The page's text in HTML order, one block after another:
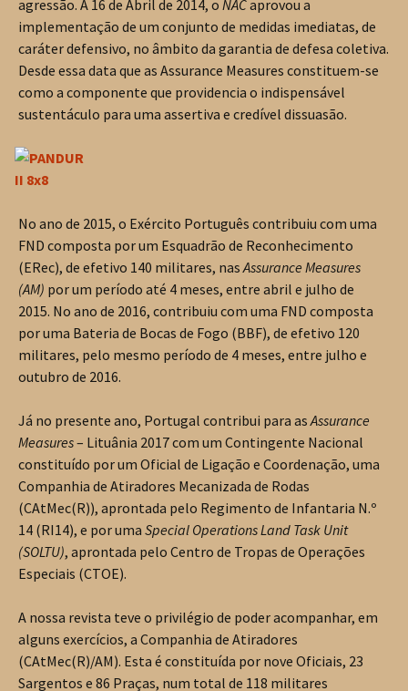
agressão. A 16 de Abril de 2014, o NACaprovou a
implementação de um conjunto de medidas imediatas, de
caráter defensivo, no âmbito da garantia de defesa coletiva.
Desde essa data que as Assurance Measures constituem-se
como a componente que providencia o indispensável
sustentáculo para uma assertiva e credível dissuasão.
No ano de 2015, o Exército Português contribuiu com uma
FND composta por um Esquadrão de Reconhecimento
(ERec), de efetivo 140 militares, nas Assurance Measures
(AM) por um período até 4 meses, entre abril e julho de
2015. No ano de 2016, contribuiu com uma FND composta
por uma Bateria de Bocas de Fogo (BBF), de efetivo 120
militares, pelo mesmo período de 4 meses, entre julho e
outubro de 2016.
Já no presente ano, Portugal contribui para as Assurance
Measures– Lituânia 2017 com um Contingente Nacional
constituído por um Oficial de Ligação e Coordenação, uma
Companhia de Atiradores Mecanizada de Rodas
(CAtMec(R)), aprontada pelo Regimento de Infantaria N.º
14 (RI14), e por uma Special Operations Land Task Unit
(SOLTU), aprontada pelo Centro de Tropas de Operações
Especiais (CTOE).
A nossa revista teve o privilégio de poder acompanhar, em
alguns exercícios, a Companhia de Atiradores
(CAtMec(R)/AM). Esta é constituída por nove Oficiais, 23
Sargentos e 86 Praças, num total de 118 militares